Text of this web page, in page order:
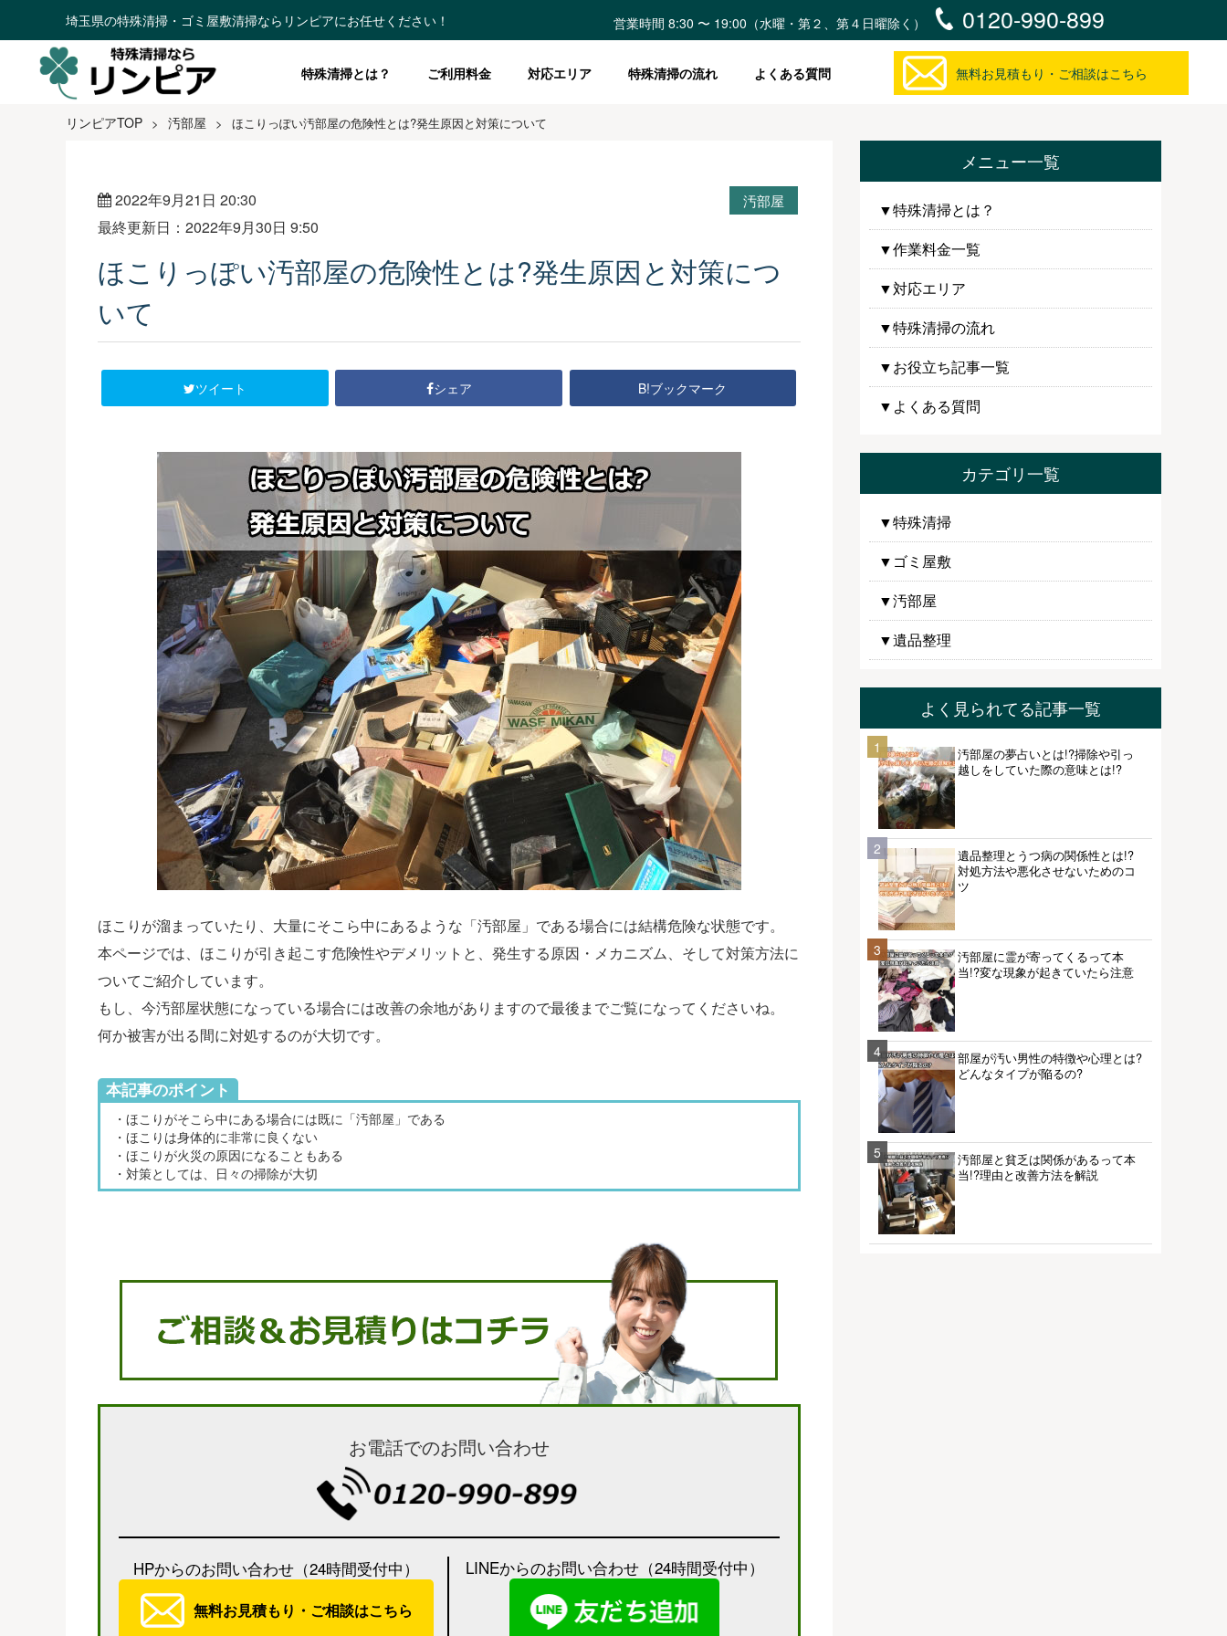
埼玉県の特殊清掃・ゴミ屋敷清掃ならリンピアにお任せください！ 営業時間 8:30 〜 19:00（水曜・第２、第４日曜除く） 0120-990-899
特殊清掃とは？ ご利用料金 対応エリア 特殊清掃の流れ よくある質問 無料お見積もり・ご相談はこちら
リンピアTOP > 汚部屋 > ほこりっぽい汚部屋の危険性とは?発生原因と対策について
2022年9月21日 20:30
最終更新日：2022年9月30日 9:50
汚部屋
ほこりっぽい汚部屋の危険性とは?発生原因と対策につ
いて
ツイート シェア B!ブックマーク
ほこりが溜まっていたり、大量にそこら中にあるような「汚部屋」である場合には結構危険な状態です。
本ページでは、ほこりが引き起こす危険性やデメリットと、発生する原因・メカニズム、そして対策方法に
ついてご紹介しています。
もし、今汚部屋状態になっている場合には改善の余地がありますので最後までご覧になってくださいね。
何か被害が出る間に対処するのが大切です。
本記事のポイント
・ほこりがそこら中にある場合には既に「汚部屋」である
・ほこりは身体的に非常に良くない
・ほこりが火災の原因になることもある
・対策としては、日々の掃除が大切
お電話でのお問い合わせ
HPからのお問い合わせ（24時間受付中）
無料お見積もり・ご相談はこちら
LINEからのお問い合わせ（24時間受付中）
メニュー一覧
▼特殊清掃とは？
▼作業料金一覧
▼対応エリア
▼特殊清掃の流れ
▼お役立ち記事一覧
▼よくある質問
カテゴリ一覧
▼特殊清掃
▼ゴミ屋敷
▼汚部屋
▼遺品整理
よく見られてる記事一覧
1
汚部屋の夢占いとは!?掃除や引っ
越しをしていた際の意味とは!?
2
遺品整理とうつ病の関係性とは!?
対処方法や悪化させないためのコ
ツ
3
汚部屋に霊が寄ってくるって本
当!?変な現象が起きていたら注意
4
部屋が汚い男性の特徴や心理とは?
どんなタイプが陥るの?
5
汚部屋と貧乏は関係があるって本
当!?理由と改善方法を解説